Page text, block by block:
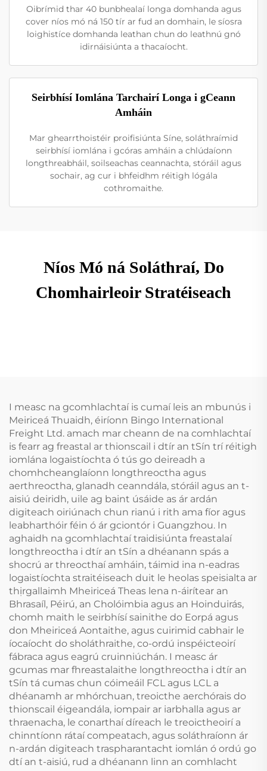
Oibrímid thar 40 bunbhealaí longa domhanda agus
cover níos mó ná 150 tír ar fud an domhain, le síosra
loighistíce domhanda leathan chun do leathnú gnó
idirnáisiúnta a thacaíocht.
Seirbhísí Iomlána Tarchairí Longa i gCeann
Amháin
Mar ghearrthoistéir proifisiúnta Síne, soláthraímid
seirbhísí iomlána i gcóras amháin a chlúdaíonn
longthreabháil, soilseachas ceannachta, stóráil agus
sochair, ag cur i bhfeidhm réitigh lógála
cothromaithe.
Níos Mó ná Soláthraí, Do
Chomhairleoir Stratéiseach
I measc na gcomhlachtaí is cumaí leis an mbunús i
Meiriceá Thuaidh, éiríonn Bingo International
Freight Ltd. amach mar cheann de na comhlachtaí
is fearr ag freastal ar thionscail i dtír an tSín trí réitigh
iomlána logaistíochta ó tús go deireadh a
chomhcheanglaíonn longthreoctha agus
aerthreoctha, glanadh ceanndála, stóráil agus an t-
aisiú deiridh, uile ag baint úsáide as ár ardán
digiteach oiriúnach chun rianú i rith ama fíor agus
leabharthóir féin ó ár gciontór i Guangzhou. In
aghaidh na gcomhlachtaí traidisiúnta freastalaí
longthreoctha i dtír an tSín a dhéanann spás a
shocrú ar threocthaí amháin, táimid ina n-eadras
logaistíochta straitéiseach duit le heolas speisialta ar
thịrgallaimh Mheiriceá Theas lena n-áirítear an
Bhrasaíl, Péirú, an Cholóimbia agus an Hoinduirás,
chomh maith le seirbhísí sainithe do Eorpá agus
don Mheiriceá Aontaithe, agus cuirimid cabhair le
íocaíocht do sholáthraithe, co-ordú inspéicteoirí
fábraca agus eagrú cruinniúchán. I measc ár
gcumas mar fhreastalaithe longthreoctha i dtír an
tSín tá cumas chun cóimeáil FCL agus LCL a
dhéanamh ar mhórchuan, treoicthe aerchórais do
thionscail éigeandála, iompair ar iarbhalla agus ar
thraenacha, le conarthaí díreach le treoictheoirí a
chinntíonn rátaí compeatach, agus soláthraíonn ár
n-ardán digiteach traspharantacht iomlán ó ordú go
dtí an t-aisiú, rud a dhéanann linn an comhlacht